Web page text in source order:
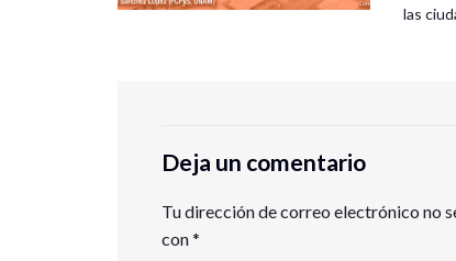
las
Deja un comentario
Tu dirección de correo electrónico no
con*